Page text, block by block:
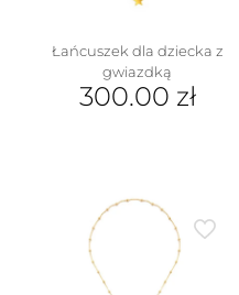
Łańcuszek dla dziecka z
gwiazdką
300.00 zł